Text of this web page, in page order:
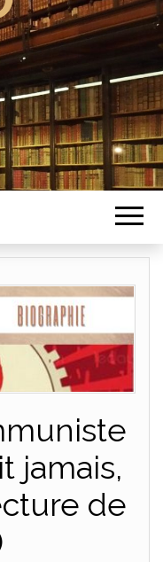
jamais,
de